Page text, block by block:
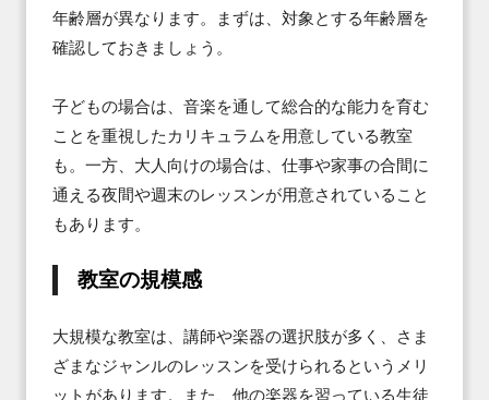
年齢層が異なります。まずは、対象とする年齢層を
確認しておきましょう。
子どもの場合は、音楽を通して総合的な能力を育む
ことを重視したカリキュラムを用意している教室
も。一方、大人向けの場合は、仕事や家事の合間に
通える夜間や週末のレッスンが用意されていること
もあります。
教室の規模感
大規模な教室は、講師や楽器の選択肢が多く、さま
ざまなジャンルのレッスンを受けられるというメリ
ットがあります。また、他の楽器を習っている生徒